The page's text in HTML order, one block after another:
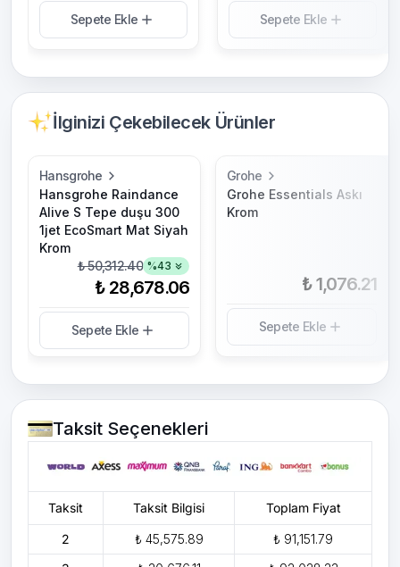
Sepete Ekle Sepete Ekle
İlginizi Çekebilecek Ürünler
Hansgrohe
Hansgrohe Raindance
Alive S Tepe duşu 300
1jet EcoSmart Mat Siyah
Krom
₺ 50,312.40 %43
₺ 28,678.06
Sepete Ekle
Grohe
Grohe Essentials Askı
Krom
₺ 1,076.21
Sepete Ekle
Taksit Seçenekleri
Taksit Taksit Bilgisi Toplam Fiyat
2 ₺ 45,575.89
₺ 91,151.79